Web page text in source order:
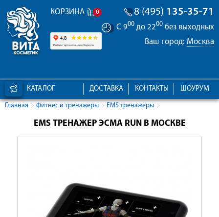
КОРЗИНА 0 8 (495) 135-35-71
С 900 до 2200 без выходных
Ваш город: Москва
КАТАЛОГ ШОУРУМ
КОНТАКТЫ
ДОСТАВКА
Главная Фитнес и тренажеры EMS тренажеры
EMS ТРЕНАЖЕР ЭСМА RUN В МОСКВЕ